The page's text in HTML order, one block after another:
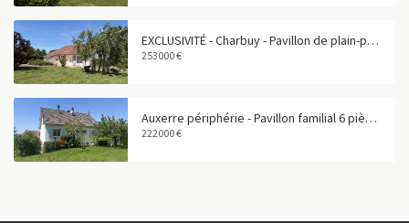
EXCLUSIVITÉ - Charbuy - Pavillon de plain-pied avec grand terrain
253000 €
Auxerre périphérie - Pavillon familial 6 pièces avec sous-sol total
222000 €